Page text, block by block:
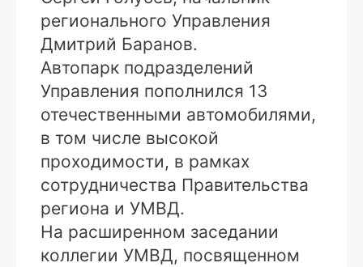
регионального Управления
Дмитрий Баранов.
Автопарк подразделений
Управления пополнился 13
отечественными автомобилями,
в том числе высокой
проходимости, в рамках
сотрудничества Правительства
региона и УМВД.
На расширенном заседании
коллегии УМВД, посвященном